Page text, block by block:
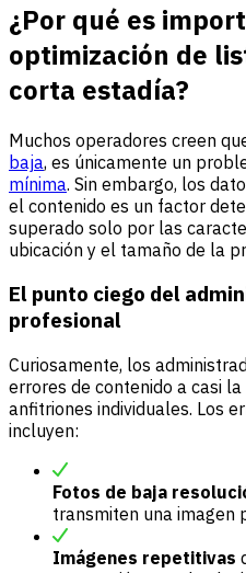
¿Por qué es
optimización de
corta estadía?
Muchos operadores creen
baja, es únicamente un
mínima. Sin embargo, los
el contenido es un factor
superado solo por las
ubicación y el tamaño de la
El punto ciego del
profesional
Curiosamente, los
errores de contenido a casi
anfitriones individuales. Los
incluyen:
Fotos de baja
transmiten una imagen
Imágenes repetitivas